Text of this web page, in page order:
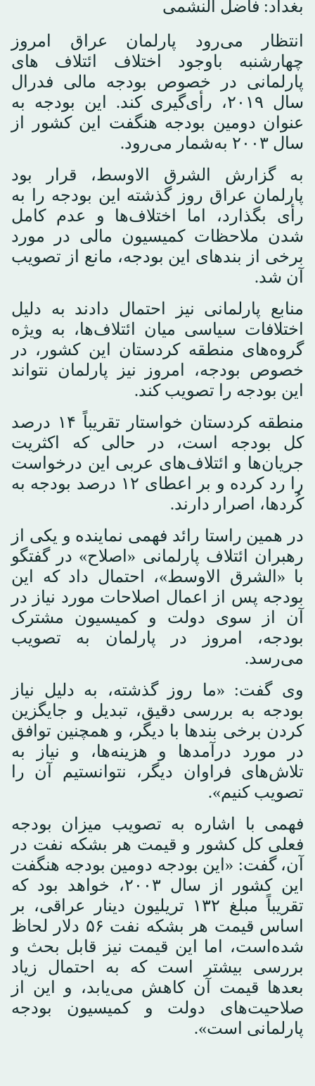
بغداد: فاضل النشمی
انتظار می‌رود پارلمان عراق امروز
چهارشنبه باوجود اختلاف ائتلاف های
پارلمانی در خصوص بودجه مالی فدرال
سال ۲۰۱۹، رأی‌گیری کند. این بودجه به
عنوان دومین بودجه هنگفت این کشور از
سال ۲۰۰۳ به‌شمار می‌رود.
به گزارش الشرق الاوسط، قرار بود
پارلمان عراق روز گذشته این بودجه را به
رأی بگذارد، اما اختلاف‌ها و عدم کامل
شدن ملاحظات کمیسیون مالی در مورد
برخی از بندهای این بودجه، مانع از تصویب
آن شد.
منابع پارلمانی نیز احتمال دادند به دلیل
اختلافات سیاسی میان ائتلاف‌ها، به ویژه
گروه‌های منطقه کردستان این کشور، در
خصوص بودجه، امروز نیز پارلمان نتواند
این بودجه را تصویب کند.
منطقه کردستان خواستار تقریباً ۱۴ درصد
کل بودجه است، در حالی که اکثریت
جریان‌ها و ائتلاف‌های عربی این درخواست
را رد کرده و بر اعطای ۱۲ درصد بودجه به
کُردها، اصرار دارند.
در همین راستا رائد فهمی نماینده و یکی از
رهبران ائتلاف پارلمانی «اصلاح» در گفتگو
با «الشرق الاوسط»، احتمال داد که این
بودجه پس از اعمال اصلاحات مورد نیاز در
آن از سوی دولت و کمیسیون مشترک
بودجه، امروز در پارلمان به تصویب
می‌رسد.
وی گفت: «ما روز گذشته، به دلیل نیاز
بودجه به بررسی دقیق، تبدیل و جایگزین
کردن برخی بندها با دیگر، و همچنین توافق
در مورد درآمدها و هزینه‌ها، و نیاز به
تلاش‌های فراوان دیگر، نتوانستیم آن را
تصویب کنیم».
فهمی با اشاره به تصویب میزان بودجه
فعلی کل کشور و قیمت هر بشکه نفت در
آن، گفت: «این بودجه دومین بودجه هنگفت
این کشور از سال ۲۰۰۳، خواهد بود که
تقریباً مبلغ ۱۳۲ تریلیون دینار عراقی، بر
اساس قیمت هر بشکه نفت ۵۶ دلار لحاظ
شده‌است، اما این قیمت نیز قابل بحث و
بررسی بیشتر است که به احتمال زیاد
بعدها قیمت آن کاهش می‌یابد، و این از
صلاحیت‌های دولت و کمیسیون بودجه
پارلمانی است».